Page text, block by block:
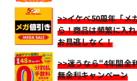
>>イケベ50周年「メ
ら！商品は頻繁に入
お見逃しなく！
>>迷うなら“4年間金
無金利キャンペーン